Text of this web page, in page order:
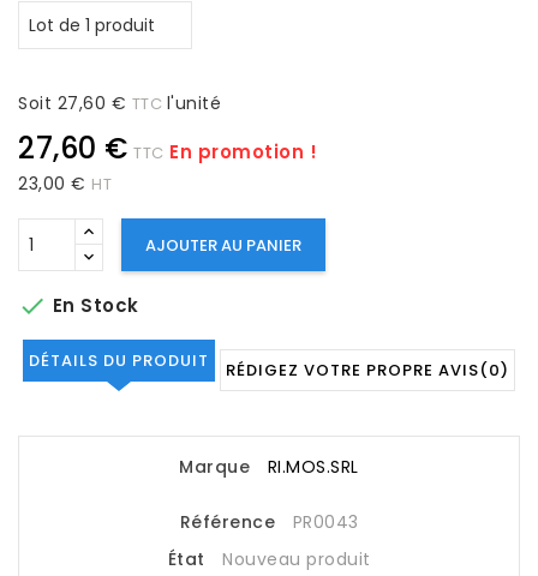
Soit 27,60 € TTC l'unité
27,60 € TTC En promotion !
23,00 € HT
AJOUTER AU PANIER
 En Stock
DÉTAILS DU PRODUIT RÉDIGEZ VOTRE PROPRE AVIS(0)
Marque RI.MOS.SRL
Référence
PR0043
État
Nouveau produit